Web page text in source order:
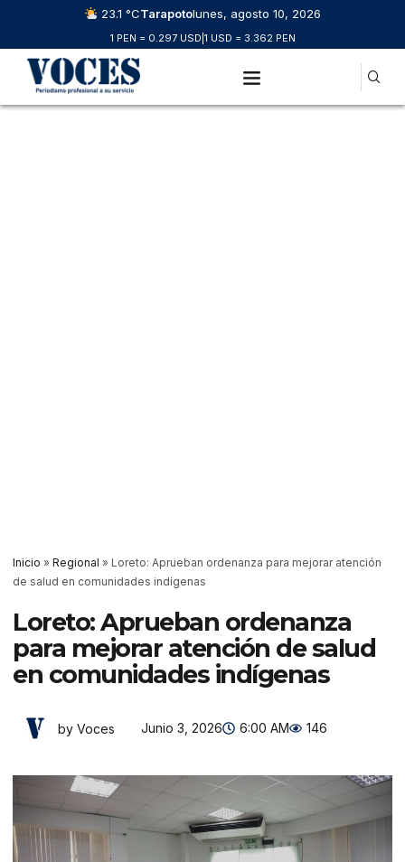
23.1 °CTarapotolunes, agosto 10, 2026
1 PEN = 0.297 USD 1 USD = 3.362 PEN
Inicio » Regional » Loreto: Aprueban ordenanza para mejorar atención
de salud en comunidades indígenas
Loreto: Aprueban ordenanza
para mejorar atención de salud
en comunidades indígenas
by Voces Junio 3, 2026 6:00 AM 146